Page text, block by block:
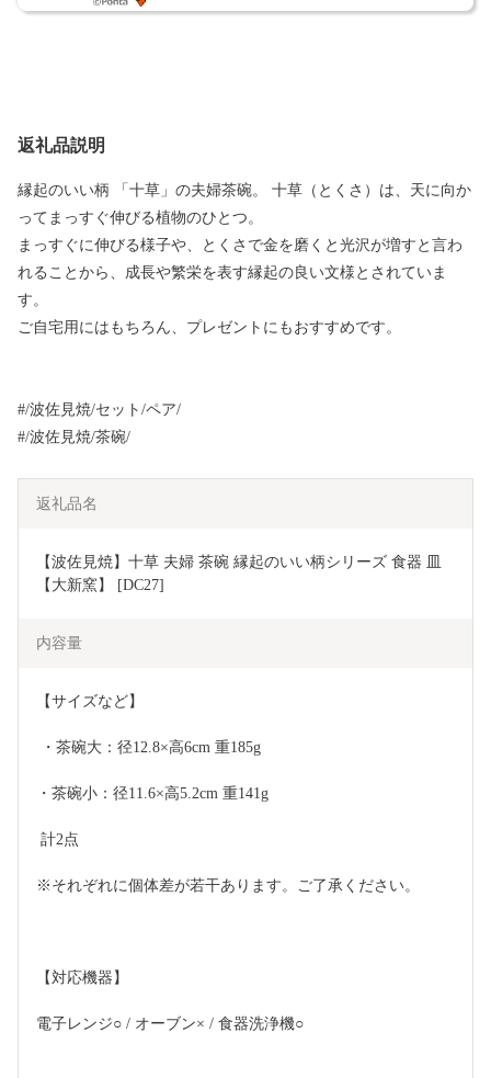
返礼品説明
縁起のいい柄 「十草」の夫婦茶碗。 十草（とくさ）は、天に向か
ってまっすぐ伸びる植物のひとつ。
まっすぐに伸びる様子や、とくさで金を磨くと光沢が増すと言わ
れることから、成長や繁栄を表す縁起の良い文様とされていま
す。
ご自宅用にはもちろん、プレゼントにもおすすめです。
#/波佐見焼/セット/ペア/
#/波佐見焼/茶碗/
返礼品名
【波佐見焼】十草 夫婦 茶碗 縁起のいい柄シリーズ 食器 皿
【大新窯】 [DC27]
内容量
【サイズなど】
・茶碗大：径12.8×高6cm 重185g
・茶碗小：径11.6×高5.2cm 重141g
計2点
※それぞれに個体差が若干あります。ご了承ください。
【対応機器】
電子レンジ○ / オーブン× / 食器洗浄機○